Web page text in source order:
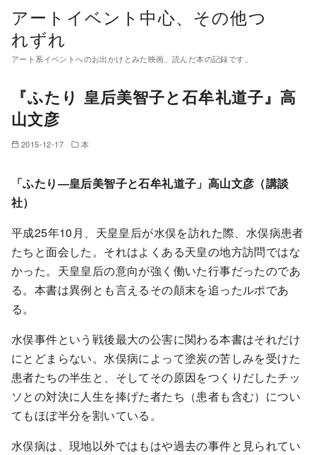
アートイベント中心、その他つ
れずれ
アート系イベントへのお出かけとみた映画、読んだ本の記録です。
『ふたり 皇后美智子と石牟礼道子』高
山文彦
2015-12-17 本
「ふたり―皇后美智子と石牟礼道子」高山文彦（講談
社）
平成25年10月、天皇皇后が水俣を訪れた際、水俣病患者
たちと面会した。それはよくある天皇の地方訪問ではな
かった。天皇皇后の意向が強く働いた行事だったのであ
る。本書は異例とも言えるその顛末を追ったルポであ
る。
水俣事件という戦後最大の公害に関わる本書はそれだけ
にとどまらない。水俣病によって塗炭の苦しみを受けた
患者たちの半生と、そしてその原因をつくりだしたチッ
ソとの対決に人生を捧げた者たち（患者も含む）につい
てもほぼ半分を割いている。
水俣病は、現地以外ではもはや過去の事件と見られてい